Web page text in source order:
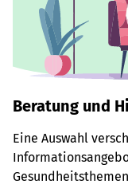
Beratung und
Eine Auswahl